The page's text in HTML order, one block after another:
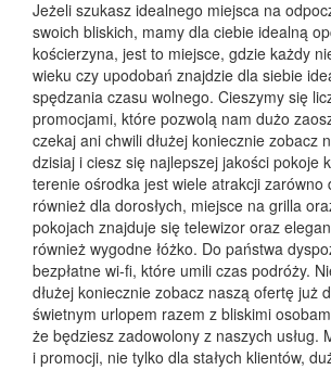
Jeżeli szukasz idealnego miejsca na
swoich bliskich, mamy dla ciebie idealną
kościerzyna, jest to miejsce, gdzie każdy
wieku czy upodobań znajdzie dla siebie
spędzania czasu wolnego. Cieszymy się
promocjami, które pozwolą nam dużo
czekaj ani chwili dłużej koniecznie zobacz
dzisiaj i ciesz się najlepszej jakości pokoje
terenie ośrodka jest wiele atrakcji zarówno
również dla dorosłych, miejsce na grilla
pokojach znajduje się telewizor oraz
również wygodne łóżko. Do państwa
bezpłatne wi-fi, które umili czas podróży.
dłużej koniecznie zobacz naszą ofertę już
świetnym urlopem razem z bliskimi
że będziesz zadowolony z naszych usług.
i promocji, nie tylko dla stałych klientów,